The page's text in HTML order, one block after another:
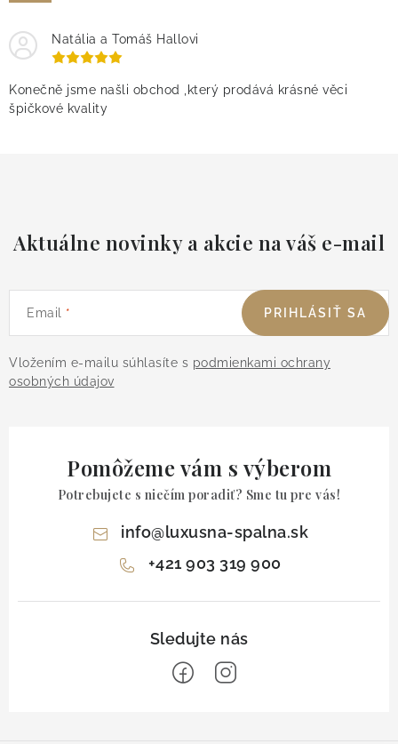
Natália a Tomáš Hallovi
Konečně jsme našli obchod ,který prodává krásné věci
špičkové kvality
Aktuálne novinky a akcie na váš e-mail
Email
Vložením e-mailu súhlasíte s podmienkami ochrany
osobných údajov
PRIHLÁSIŤ SA
Pomôžeme vám s výberom
Potrebujete s niečím poradiť? Sme tu pre vás!
info@luxusna-spalna.sk
+421 903 319 900